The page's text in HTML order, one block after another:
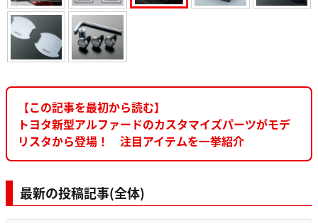
【この記事を最初から読む】
トヨタ新型アルファードのカスタマイズパーツがモデ
リスタから登場！ 注目アイテムを一挙紹介
最新の投稿記事(全体)